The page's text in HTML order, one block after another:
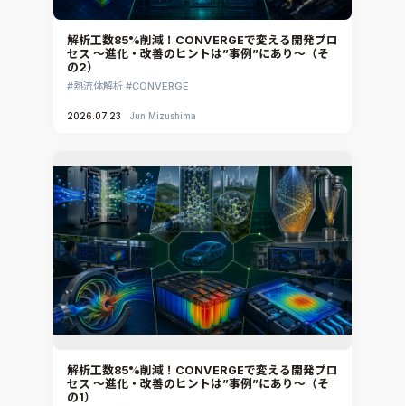
解析工数85%削減！CONVERGEで変える開発プロ
セス ～進化・改善のヒントは”事例”にあり～（そ
の2）
熱流体解析 CONVERGE
2026.07.23 Jun Mizushima
解析工数85%削減！CONVERGEで変える開発プロ
セス ～進化・改善のヒントは”事例”にあり～（そ
の1）